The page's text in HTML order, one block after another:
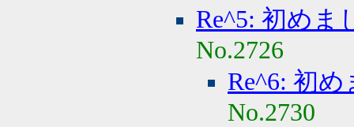
Re^5: 初めま
No.2726
Re^6: 初
No.2730